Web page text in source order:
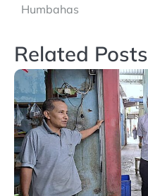
Humbahas
Related Posts